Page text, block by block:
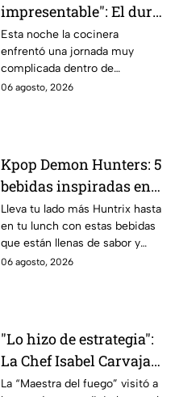
impresentable": El duro
regaño que hizo llorar a
Michelle dentro de
MasterChef 24/7
Esta noche la cocinera
enfrentó una jornada muy
complicada dentro de
MasterChef 24/7.
06 agosto, 2026
Kpop Demon Hunters: 5
bebidas inspiradas en
las guerreras Huntrix
para llevar a la escuela
este regreso a clases
2026; son saludables y
Lleva tu lado más Huntrix hasta
en tu lunch con estas bebidas
que están llenas de sabor y
frescura.
06 agosto, 2026
"Lo hizo de estrategia":
La Chef Isabel Carvajal
opina sobre la decisión
La “Maestra del fuego” visitó a